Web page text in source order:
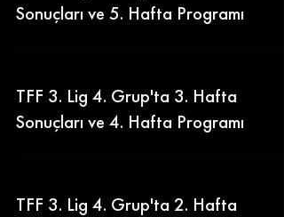
Sonuçları ve 5. Hafta Programı
TFF 3. Lig 4. Grup'ta 3. Hafta
Sonuçları ve 4. Hafta Programı
TFF 3. Lig 4. Grup'ta 2. Hafta